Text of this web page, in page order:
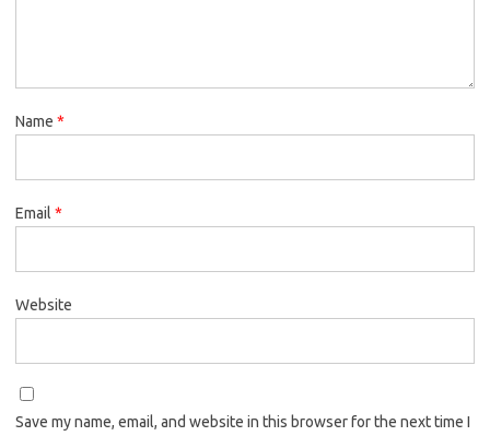
Name *
Email *
Website
Save my name, email, and website in this browser for the next time I